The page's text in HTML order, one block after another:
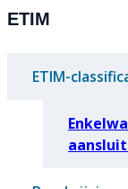
ETIM
ETIM-